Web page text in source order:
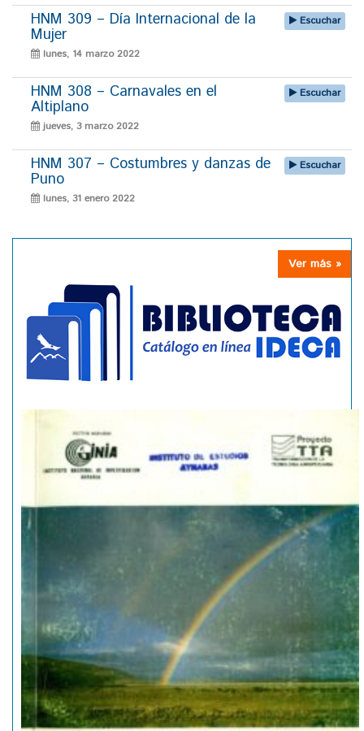
HNM 309 – Día Internacional de la
Mujer
lunes, 14 marzo 2022
Escuchar
HNM 308 – Carnavales en el
Altiplano
jueves, 3 marzo 2022
Escuchar
HNM 307 – Costumbres y danzas de
Puno
lunes, 31 enero 2022
Escuchar
Ver más »